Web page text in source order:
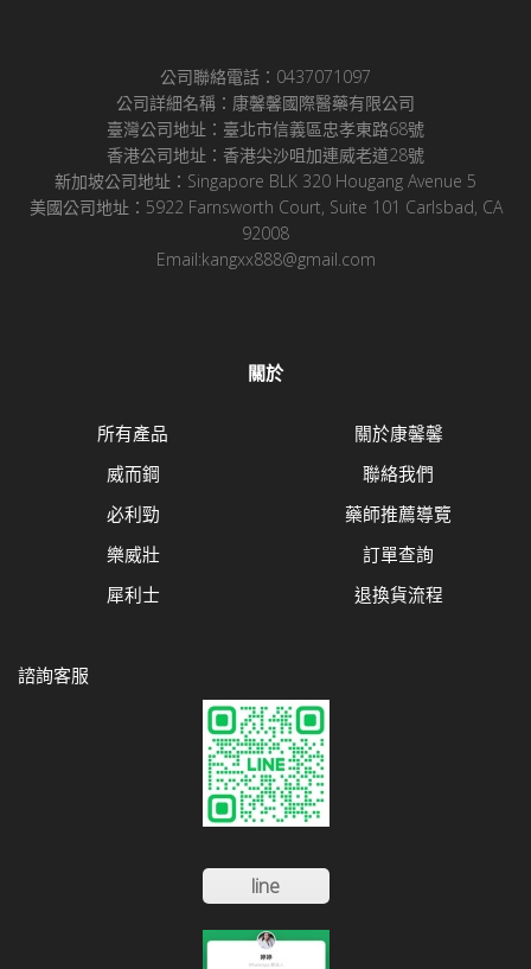
公司聯絡電話：0437071097
公司詳細名稱：康馨馨國際醫藥有限公司
臺灣公司地址：臺北市信義區忠孝東路68號
香港公司地址：香港尖沙咀加連威老道28號
新加坡公司地址：Singapore BLK 320 Hougang Avenue 5
美國公司地址：5922 Farnsworth Court, Suite 101 Carlsbad, CA
92008
Email:kangxx888@gmail.com
關於
所有產品
威而鋼
必利勁
樂威壯
犀利士
關於康馨馨
聯絡我們
藥師推薦導覽
訂單查詢
退換貨流程
諮詢客服
line